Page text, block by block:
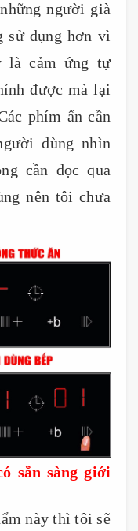
người già
sử dụng hơn vì
là cảm ứng tự
được mà lại
phím ấn cần
dùng nhìn
cần đọc qua
nên tôi chưa
sẵn sàng giới
này thì tôi sẽ